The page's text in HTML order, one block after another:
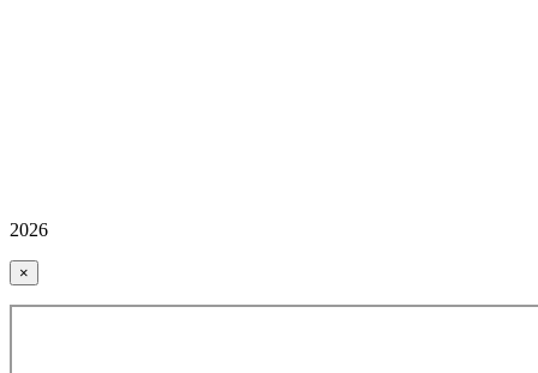
2026
×